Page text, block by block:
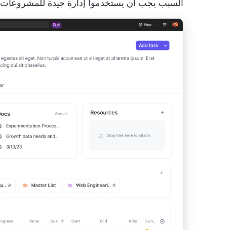
السبب يجب أن يستخدموا إدارة جيدة للمشروعات